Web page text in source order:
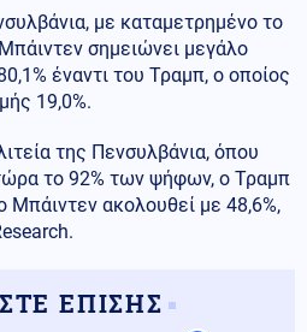
με καταμετρημένο το
σημειώνει μεγάλο
έναντι του Τραμπ, ο οποίος
19,0%.
της Πενσυλβάνια, όπου
το 92% των ψήφων, ο Τραμπ
Μπάιντεν ακολουθεί με 48,6%,
ΕΠΙΣΗΣ